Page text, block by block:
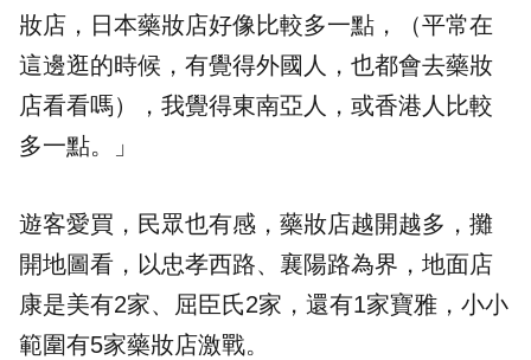
妝店，日本藥妝店好像比較多一點，（平常在
這邊逛的時候，有覺得外國人，也都會去藥妝
店看看嗎），我覺得東南亞人，或香港人比較
多一點。」
遊客愛買，民眾也有感，藥妝店越開越多，攤
開地圖看，以忠孝西路、襄陽路為界，地面店
康是美有2家、屈臣氏2家，還有1家寶雅，小小
範圍有5家藥妝店激戰。